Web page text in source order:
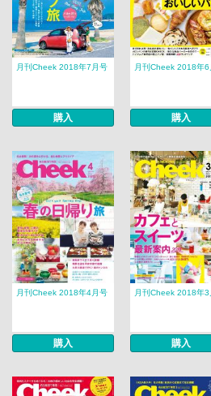
月刊Cheek 2018年7月号
購入
月刊Cheek 2018年6
購入
月刊Cheek 2018年4月号
購入
月刊Cheek 2018年3
購入